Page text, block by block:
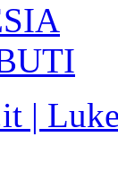
|